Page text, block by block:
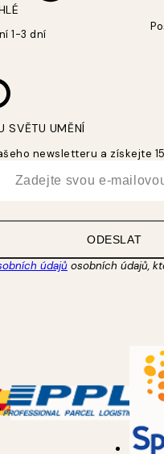
1-3 dní
SVĚTU UMĚNÍ
newsletteru a získejte
ODESLAT
údajů osobních údajů,